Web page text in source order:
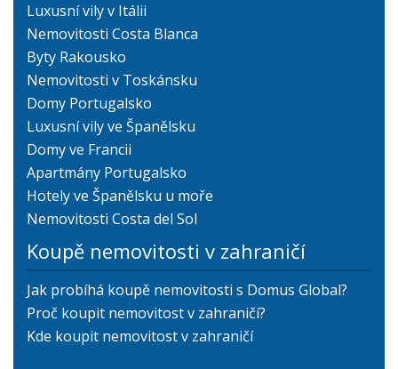
Luxusní vily v Itálii
Nemovitosti Costa Blanca
Byty Rakousko
Nemovitosti v Toskánsku
Domy Portugalsko
Luxusní vily ve Španělsku
Domy ve Francii
Apartmány Portugalsko
Hotely ve Španělsku u moře
Nemovitosti Costa del Sol
Koupě nemovitosti v zahraničí
Jak probíhá koupě nemovitosti s Domus Global?
Proč koupit nemovitost v zahraničí?
Kde koupit nemovitost v zahraničí